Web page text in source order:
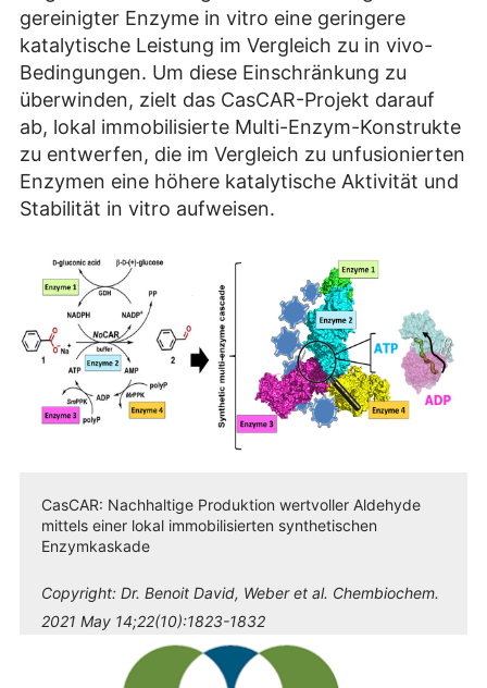
gereinigter Enzyme in vitro eine geringere
katalytische Leistung im Vergleich zu in vivo-
Bedingungen. Um diese Einschränkung zu
überwinden, zielt das CasCAR-Projekt darauf
ab, lokal immobilisierte Multi-Enzym-Konstrukte
zu entwerfen, die im Vergleich zu unfusionierten
Enzymen eine höhere katalytische Aktivität und
Stabilität in vitro aufweisen.
CasCAR: Nachhaltige Produktion wertvoller Aldehyde
mittels einer lokal immobilisierten synthetischen
Enzymkaskade
Copyright: Dr. Benoit David, Weber et al. Chembiochem.
2021 May 14;22(10):1823-1832